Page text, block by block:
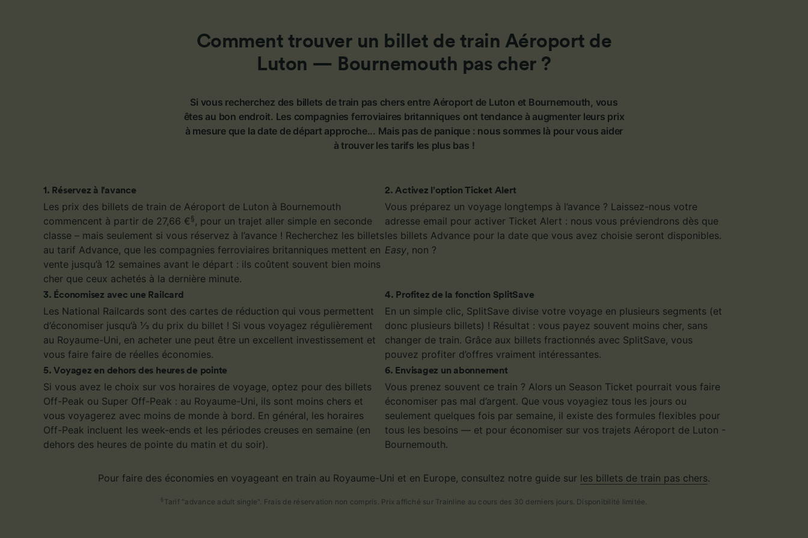
Comment trouver un billet de train Aéroport de
Luton — Bournemouth pas cher ?
Si vous recherchez des billets de train pas chers entre Aéroport de Luton et Bournemouth, vous
êtes au bon endroit. Les compagnies ferroviaires britanniques ont tendance à augmenter leurs prix
à mesure que la date de départ approche... Mais pas de panique : nous sommes là pour vous aider
à trouver les tarifs les plus bas !
1 . Réservez à l'avance
Les prix des billets de train de Aéroport de Luton à Bournemouth
commencent à partir de 27,66 €§ , pour un trajet aller simple en seconde
classe – mais seulement si vous réservez à l’avance ! Recherchez les billets
au tarif Advance, que les compagnies ferroviaires britanniques mettent en
vente jusqu’à 12 semaines avant le départ : ils coûtent souvent bien moins
cher que ceux achetés à la dernière minute.
2. Activez l’option Ticket Alert
Vous préparez un voyage longtemps à l’avance ? Laissez-nous votre
adresse email pour activer Ticket Alert : nous vous préviendrons dès que
les billets Advance pour la date que vous avez choisie seront disponibles.
Easy, non ?
3. Économisez avec une Railcard
Les National Railcards sont des cartes de réduction qui vous permettent
d’économiser jusqu’à ⅓ du prix du billet ! Si vous voyagez régulièrement
au Royaume-Uni, en acheter une peut être un excellent investissement et
vous faire faire de réelles économies.
4. Profitez de la fonction SplitSave
En un simple clic, SplitSave divise votre voyage en plusieurs segments (et
donc plusieurs billets) ! Résultat : vous payez souvent moins cher, sans
changer de train. Grâce aux billets fractionnés avec SplitSave, vous
pouvez profiter d’offres vraiment intéressantes.
5.Voyagez en dehors des heures de pointe
Si vous avez le choix sur vos horaires de voyage, optez pour des billets
Off-Peak ou Super Off-Peak : au Royaume-Uni, ils sont moins chers et
vous voyagerez avec moins de monde à bord. En général, les horaires
Off-Peak incluent les week-ends et les périodes creuses en semaine (en
dehors des heures de pointe du matin et du soir).
6. Envisagez un abonnement
Vous prenez souvent ce train ? Alors un Season Ticket pourrait vous faire
économiser pas mal d’argent. Que vous voyagiez tous les jours ou
seulement quelques fois par semaine, il existe des formules flexibles pour
tous les besoins — et pour économiser sur vos trajets Aéroport de Luton -
Bournemouth.
Pour faire des économies en voyageant en train au Royaume-Uni et en Europe, consultez notre guide sur les billets de train pas chers.
§ Tarif "advance adult single". Frais de réservation non compris. Prix affiché sur Trainline au cours des 30 derniers jours. Disponibilité limitée.
Liste de nos partenaires (fournisseurs)